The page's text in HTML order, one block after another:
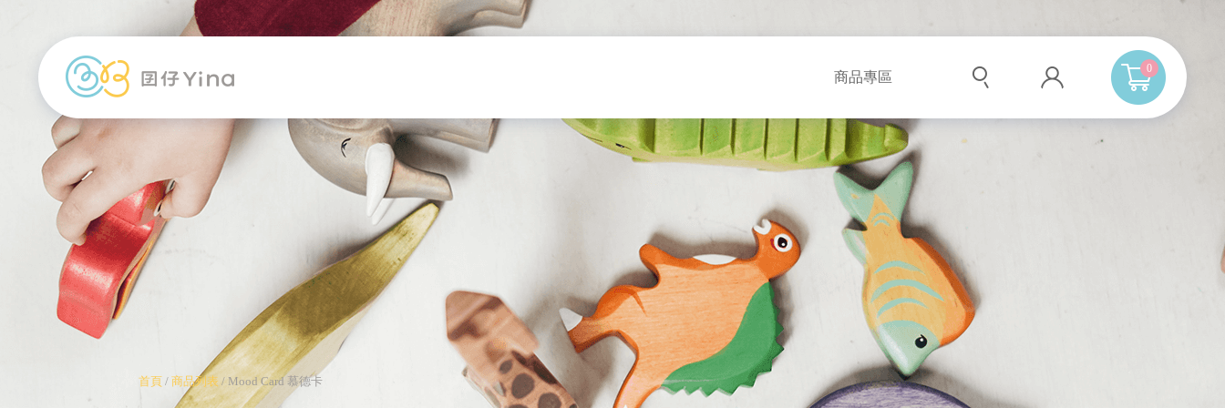
商品專區
0
首頁 / 商品列表 / Mood Card 慕德卡